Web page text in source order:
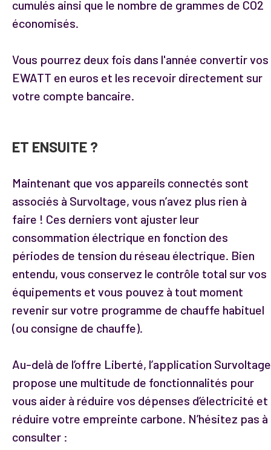
cumulés ainsi que le nombre de grammes de CO2
économisés.
Vous pourrez deux fois dans l'année convertir vos
EWATT en euros et les recevoir directement sur
votre compte bancaire.
ET ENSUITE ?
Maintenant que vos appareils connectés sont
associés à Survoltage, vous n’avez plus rien à
faire ! Ces derniers vont ajuster leur
consommation électrique en fonction des
périodes de tension du réseau électrique. Bien
entendu, vous conservez le contrôle total sur vos
équipements et vous pouvez à tout moment
revenir sur votre programme de chauffe habituel
(ou consigne de chauffe).
Au-delà de l’offre Liberté, l’application Survoltage
propose une multitude de fonctionnalités pour
vous aider à réduire vos dépenses d’électricité et
réduire votre empreinte carbone. N’hésitez pas à
consulter :